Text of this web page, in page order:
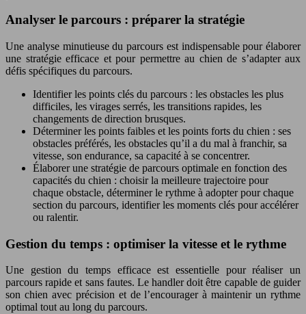
Analyser le parcours : préparer la stratégie
Une analyse minutieuse du parcours est indispensable pour élaborer
une stratégie efficace et pour permettre au chien de s’adapter aux
défis spécifiques du parcours.
Identifier les points clés du parcours : les obstacles les plus
difficiles, les virages serrés, les transitions rapides, les
changements de direction brusques.
Déterminer les points faibles et les points forts du chien : ses
obstacles préférés, les obstacles qu’il a du mal à franchir, sa
vitesse, son endurance, sa capacité à se concentrer.
Élaborer une stratégie de parcours optimale en fonction des
capacités du chien : choisir la meilleure trajectoire pour
chaque obstacle, déterminer le rythme à adopter pour chaque
section du parcours, identifier les moments clés pour accélérer
ou ralentir.
Gestion du temps : optimiser la vitesse et le rythme
Une gestion du temps efficace est essentielle pour réaliser un
parcours rapide et sans fautes. Le handler doit être capable de guider
son chien avec précision et de l’encourager à maintenir un rythme
optimal tout au long du parcours.